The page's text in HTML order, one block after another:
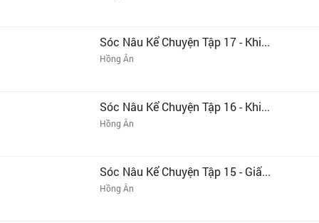
Sóc Nâu Kể Chuyện Tập 17 - Khi...
Hồng Ân
Sóc Nâu Kể Chuyện Tập 16 - Khi...
Hồng Ân
Sóc Nâu Kể Chuyện Tập 15 - Giấ...
Hồng Ân